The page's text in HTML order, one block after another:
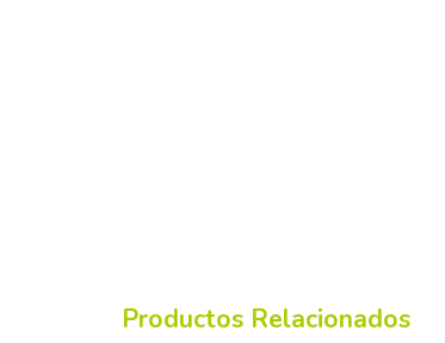
Productos Relacionados